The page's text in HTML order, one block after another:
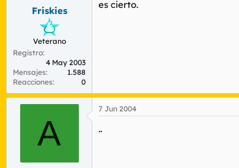
Friskies
Veterano
Registro
4 May 2003
Mensajes
1.588
Reacciones
0
es cierto.
A
7 Jun 2004
..